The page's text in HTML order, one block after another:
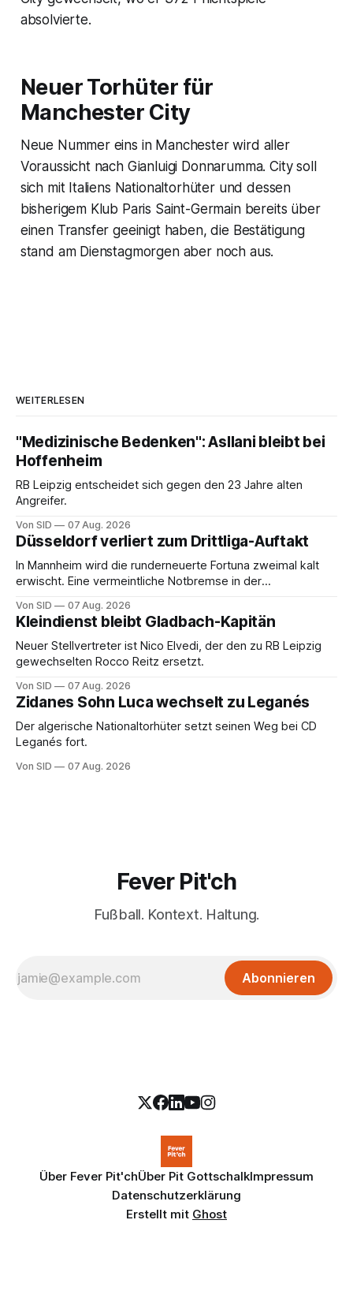
absolvierte.
Neuer Torhüter für
Manchester City
Neue Nummer eins in Manchester wird aller
Voraussicht nach Gianluigi Donnarumma. City soll
sich mit Italiens Nationaltorhüter und dessen
bisherigem Klub Paris Saint-Germain bereits über
einen Transfer geeinigt haben, die Bestätigung
stand am Dienstagmorgen aber noch aus.
WEITERLESEN
"Medizinische Bedenken": Asllani bleibt bei
Hoffenheim
RB Leipzig entscheidet sich gegen den 23 Jahre alten
Angreifer.
Von SID 07 Aug. 2026
Düsseldorf verliert zum Drittliga-Auftakt
In Mannheim wird die runderneuerte Fortuna zweimal kalt
erwischt. Eine vermeintliche Notbremse in der
Von SID 07 Aug. 2026
Kleindienst bleibt Gladbach-Kapitän
Neuer Stellvertreter ist Nico Elvedi, der den zu RB Leipzig
gewechselten Rocco Reitz ersetzt.
Von SID 07 Aug. 2026
Zidanes Sohn Luca wechselt zu Leganés
Der algerische Nationaltorhüter setzt seinen Weg bei CD
Leganés fort.
Von SID 07 Aug. 2026
Fever Pit'ch
Fußball. Kontext. Haltung.
Abonnieren
Über Fever Pit'chÜber Pit GottschalkImpressum
Datenschutzerklärung
Erstellt mit Ghost